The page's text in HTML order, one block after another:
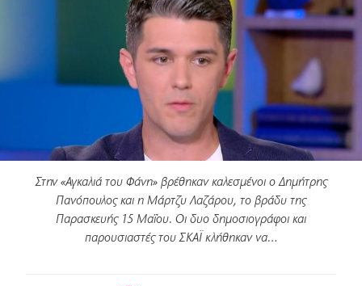
Στην «Αγκαλιά του Φάνη» βρέθηκαν καλεσμένοι ο Δημήτρης
Πανόπουλος και η Μάρτζυ Λαζάρου, το βράδυ της
Παρασκευής 15 Μαΐου. Οι δυο δημοσιογράφοι και
παρουσιαστές του ΣΚΑΪ κλήθηκαν να…